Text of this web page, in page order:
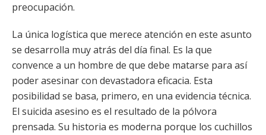
preocupación.
La única logística que merece atención en este asunto
se desarrolla muy atrás del día final. Es la que
convence a un hombre de que debe matarse para así
poder asesinar con devastadora eficacia. Esta
posibilidad se basa, primero, en una evidencia técnica.
El suicida asesino es el resultado de la pólvora
prensada. Su historia es moderna porque los cuchillos